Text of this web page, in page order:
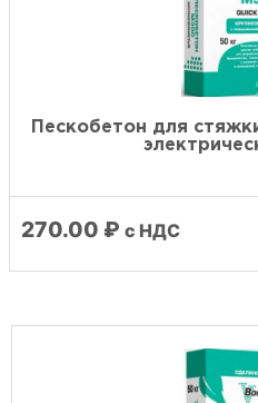
Пескобетон для
270.00 ₽ с НДС